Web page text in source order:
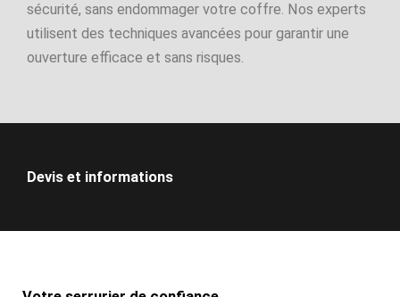
sécurité, sans endommager votre coffre. Nos experts
utilisent des techniques avancées pour garantir une
ouverture efficace et sans risques.
Devis et informations